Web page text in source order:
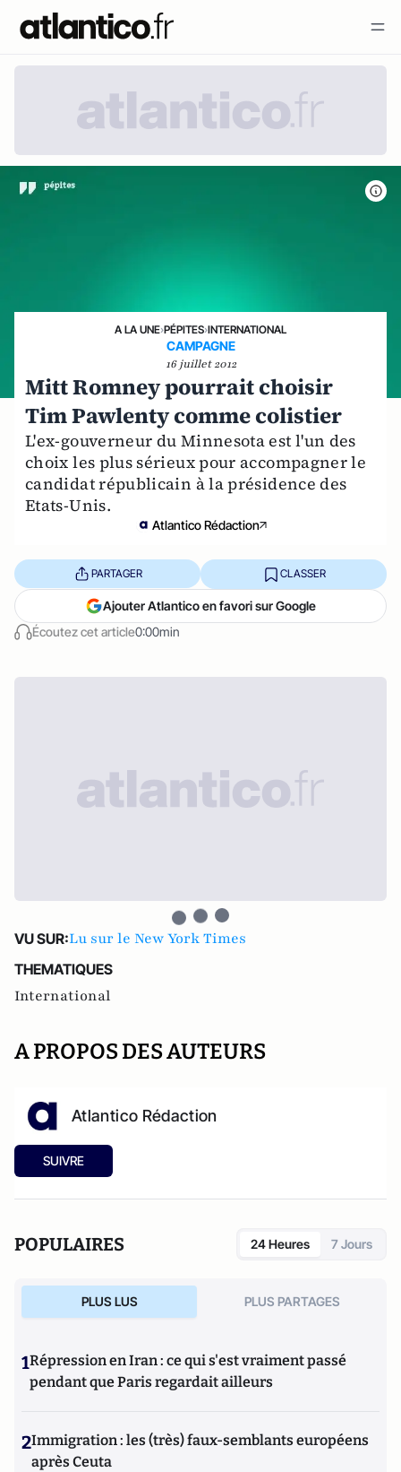
A LA UNE›PÉPITES›INTERNATIONAL
CAMPAGNE
16 juillet 2012
Mitt Romney pourrait choisir
Tim Pawlenty comme colistier
L'ex-gouverneur du Minnesota est l'un des
choix les plus sérieux pour accompagner le
candidat républicain à la présidence des
Etats-Unis.
Atlantico Rédaction
Écoutez cet article0:00min
PARTAGER CLASSER
Ajouter Atlantico en favori sur Google
VU SUR:Lu sur le New York Times
THEMATIQUES
International
A PROPOS DES AUTEURS
Atlantico Rédaction
SUIVRE
POPULAIRES 24 Heures 7 Jours
PLUS LUS PLUS PARTAGES
1Répression en Iran : ce qui s'est vraiment passé
pendant que Paris regardait ailleurs
2Immigration : les (très) faux-semblants européens
après Ceuta